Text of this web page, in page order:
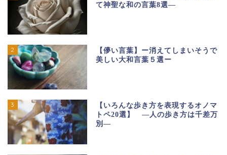
て神聖な和の言葉8選―
2
【儚い言葉】ー消えてしまいそうで
美しい大和言葉５選ー
3
【いろんな歩き方を表現するオノマ
トペ20選】 ―人の歩き方は千差万
別―